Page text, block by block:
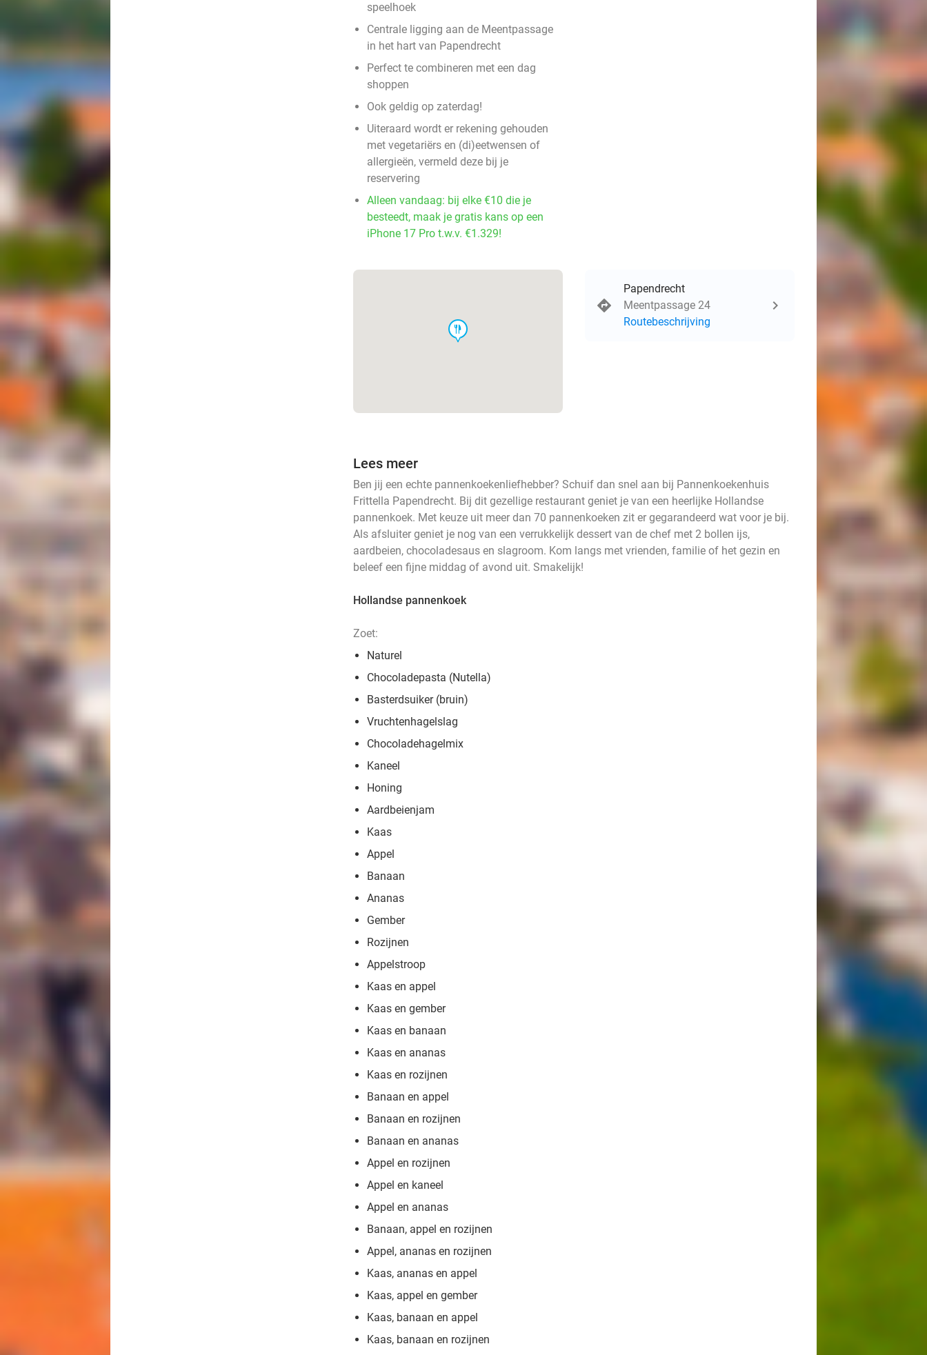
speelhoek
Centrale ligging aan de Meentpassage
in het hart van Papendrecht
Perfect te combineren met een dag
shoppen
Ook geldig op zaterdag!
Uiteraard wordt er rekening gehouden
met vegetariërs en (di)eetwensen of
allergieën, vermeld deze bij je
reservering
Alleen vandaag: bij elke €10 die je
besteedt, maak je gratis kans op een
iPhone 17 Pro t.w.v. €1.329!
food
Papendrecht
Meentpassage 24
Routebeschrijving
Lees meer
Ben jij een echte pannenkoekenliefhebber? Schuif dan snel aan bij Pannenkoekenhuis
Frittella Papendrecht. Bij dit gezellige restaurant geniet je van een heerlijke Hollandse
pannenkoek. Met keuze uit meer dan 70 pannenkoeken zit er gegarandeerd wat voor je bij.
Als afsluiter geniet je nog van een verrukkelijk dessert van de chef met 2 bollen ijs,
aardbeien, chocoladesaus en slagroom. Kom langs met vrienden, familie of het gezin en
beleef een fijne middag of avond uit. Smakelijk!
Hollandse pannenkoek
Zoet:
Naturel
Chocoladepasta (Nutella)
Basterdsuiker (bruin)
Vruchtenhagelslag
Chocoladehagelmix
Kaneel
Honing
Aardbeienjam
Kaas
Appel
Banaan
Ananas
Gember
Rozijnen
Appelstroop
Kaas en appel
Kaas en gember
Kaas en banaan
Kaas en ananas
Kaas en rozijnen
Banaan en appel
Banaan en rozijnen
Banaan en ananas
Appel en rozijnen
Appel en kaneel
Appel en ananas
Banaan, appel en rozijnen
Appel, ananas en rozijnen
Kaas, ananas en appel
Kaas, appel en gember
Kaas, banaan en appel
Kaas, banaan en rozijnen